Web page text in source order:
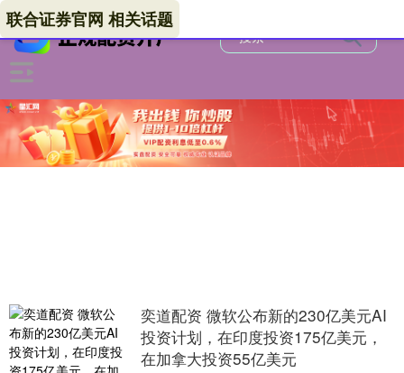
联合证券官网 相关话题
奕道配资 微软公布新的230亿美元AI
投资计划，在印度投资175亿美元，
在加拿大投资55亿美元